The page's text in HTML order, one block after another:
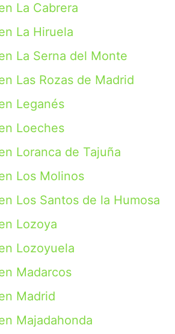
La Cabrera
La Hiruela
La Serna del Monte
Las Rozas de Madrid
Leganés
Loeches
Loranca de Tajuña
Los Molinos
Los Santos de la Humosa
Lozoya
Lozoyuela
Madarcos
Madrid
Majadahonda